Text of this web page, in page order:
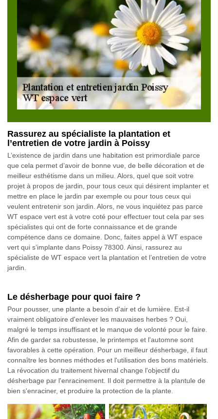
Rassurez au spécialiste la plantation et
l’entretien de votre jardin à Poissy
L’existence de jardin dans une habitation est primordiale parce
que cela permet d’avoir de bonne vue, de belle décoration et de
meilleur esthétisme dans un milieu. Alors, quel que soit votre
projet à propos de jardin, pour tous ceux qui désirent implanter et
mettre en place le jardin par exemple ou pour tous ceux qui
veulent entretenir son jardin. Alors, ne vous inquiétez pas parce
WT espace vert est à votre coté pour effectuer tout cela par ses
spécialistes qui ont de forte connaissance et de grande
compétence dans ce domaine. Donc, faites appel à WT espace
vert qui s’implante dans Poissy 78300. Ainsi, rassurez au
spécialiste de WT espace vert la plantation et l’entretien de votre
jardin.
Le désherbage pour quoi faire ?
Pour pousser, une plante a besoin d'air et de lumière. Est-il
vraiment obligatoire d'enlever les mauvaises herbes ? Oui,
malgré le temps insuffisant et le manque de volonté pour le faire.
Afin de garder sa robustesse, le printemps et l'automne sont
favorables à cette opération. Pour un meilleur désherbage, il faut
connaître les bonnes méthodes et l'utilisation des bons matériels.
La révocation du traitement hivernal change l'objectif du
désherbage par l'enracinement. Il doit permettre à la plantule de
bien s'enraciner, et produire la protection de la plante.